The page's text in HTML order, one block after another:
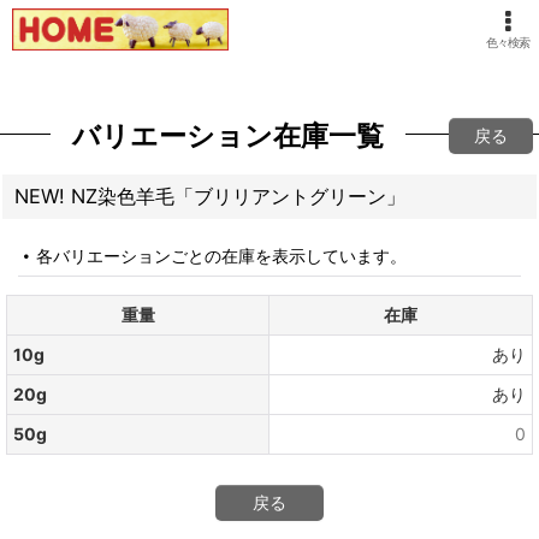
色々検索
バリエーション在庫一覧 戻る
NEW! NZ染色羊毛「ブリリアントグリーン」
各バリエーションごとの在庫を表示しています。
重量
在庫
10g
あり
20g
あり
50g
0
戻る